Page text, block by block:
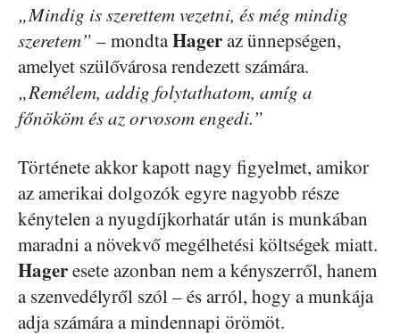
„Mindig is szerettem vezetni, és még mindig
szeretem” – mondtaHageraz ünnepségen,
amelyet szülővárosa rendezett számára.
„Remélem, addig folytathatom, amíg a
főnököm és az orvosom engedi.”
Története akkor kapott nagy figyelmet, amikor
az amerikai dolgozók egyre nagyobb része
kénytelen a nyugdíjkorhatár után is munkában
maradni a növekvő megélhetési költségek miatt.
Hageresete azonban nem a kényszerről, hanem
a szenvedélyről szól – és arról, hogy a munkája
adja számára a mindennapi örömöt.